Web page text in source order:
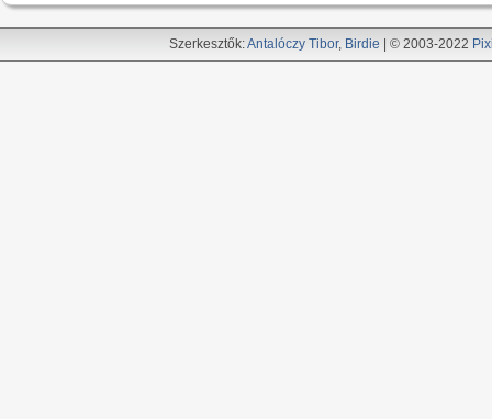
Szerkesztők:Antalóczy Tibor, Birdie | © 2003-2022